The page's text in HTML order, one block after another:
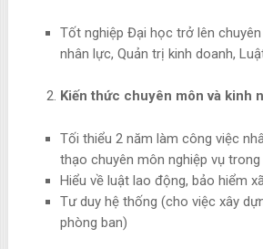
Tốt nghiệp Đại học trở lên
nhân lực, Quản trị kinh doanh,
Kiến thức chuyên môn và kinh
Tối thiểu 2 năm làm công việc
thạo chuyên môn nghiệp vụ
Hiểu về luật lao động, bảo hiểm
Tư duy hệ thống (cho việc xây
phòng ban)